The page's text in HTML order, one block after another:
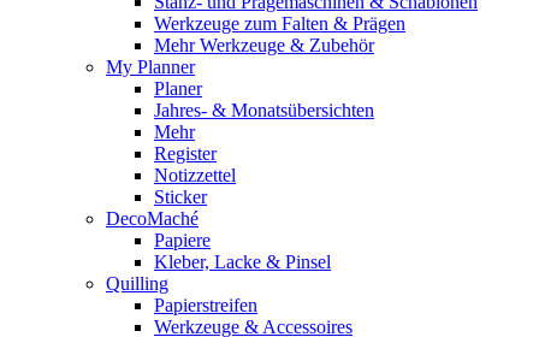
Werkzeuge zum Falten & Prägen
Mehr Werkzeuge & Zubehör
My Planner
Planer
Jahres- & Monatsübersichten
Mehr
Register
Notizzettel
Sticker
DecoMaché
Papiere
Kleber, Lacke & Pinsel
Quilling
Papierstreifen
Werkzeuge & Accessoires